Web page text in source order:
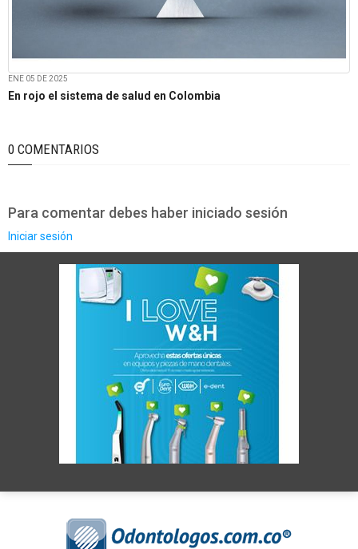
ENE 05 DE 2025
En rojo el sistema de salud en Colombia
0 COMENTARIOS
Para comentar debes haber iniciado sesión
Iniciar sesión